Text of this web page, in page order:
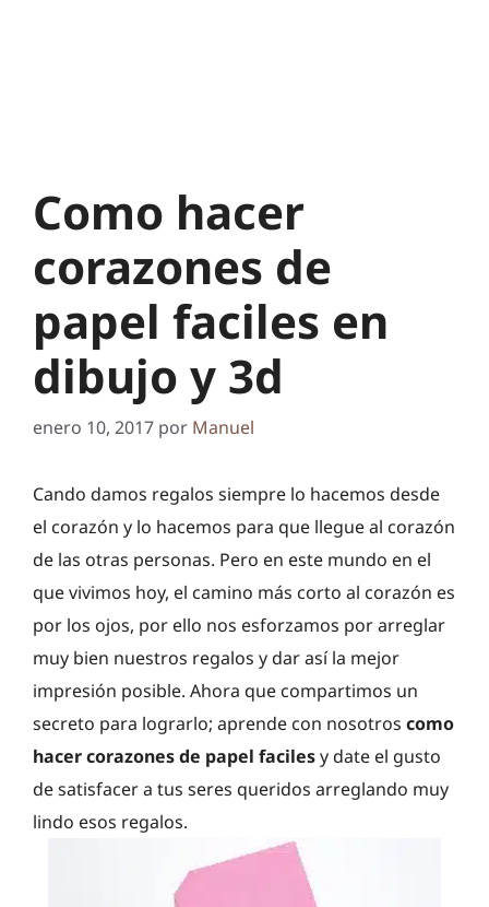
Como hacer
corazones de
papel faciles en
dibujo y 3d
enero 10, 2017 por Manuel
Cando damos regalos siempre lo hacemos desde
el corazón y lo hacemos para que llegue al corazón
de las otras personas. Pero en este mundo en el
que vivimos hoy, el camino más corto al corazón es
por los ojos, por ello nos esforzamos por arreglar
muy bien nuestros regalos y dar así la mejor
impresión posible. Ahora que compartimos un
secreto para lograrlo; aprende con nosotros como
hacer corazones de papel facilesy date el gusto
de satisfacer a tus seres queridos arreglando muy
lindo esos regalos.